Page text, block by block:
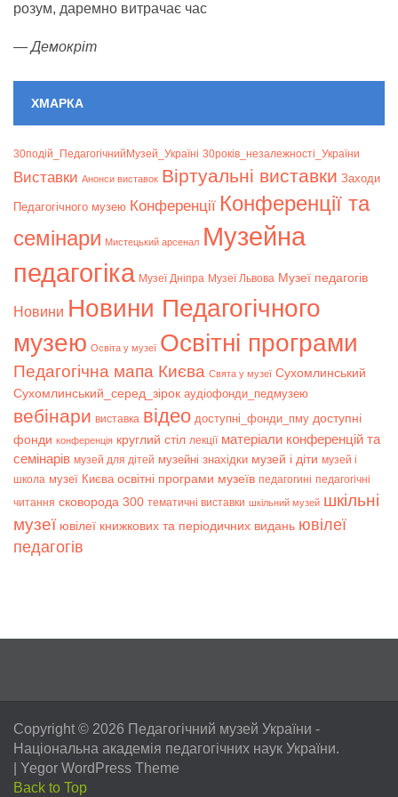
розум, даремно витрачає час
—Демокріт
ХМАРКА
30подій_ПедагогічнийМузей_Україні 30років_незалежності_України
Bиставки Анонси виставок Віртуальні виставки Заходи
Педагогічного музею Конференції Конференції та
семінари Мистецький арсенал Музейна
педагогіка Музеї Дніпра Музеї Львова Музеї педагогів
Новини Новини Педагогічного
музею Освіта у музеї Освітні програми
Педагогічна мапа Києва Свята у музеї Сухомлинський
Сухомлинський_серед_зірок аудіофонди_педмузею
вебінари виставка відео доступні_фонди_пму доступні
фонди конференція круглий стіл лекції матеріали конференцій та
семінарів музей для дітей музейні знахідки музей і діти музей і
школа музеї Києва освітні програми музеїв педагогині педагогічні
читання сковорода 300 тематичні виставки шкільний музей шкільні
музеї ювілеї книжкових та періодичних видань ювілеї
педагогів
Copyright © 2026 Педагогічний музей України -
Національна академія педагогічних наук України.
Yegor WordPress Theme
Back to Top